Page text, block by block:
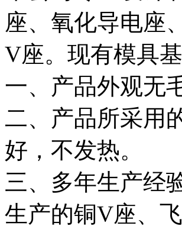
座、氧化导电座
V座。现有模具
一、产品外观无
二、产品所采用
好，不发热。
三、多年生产经
生产的铜V座、